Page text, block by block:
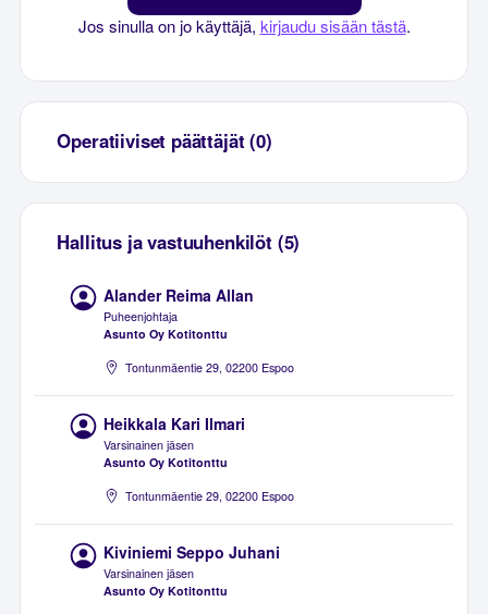
Jos sinulla on jo käyttäjä, kirjaudu sisään tästä.
Operatiiviset päättäjät (0)
Hallitus ja vastuuhenkilöt (5)
Alander Reima Allan
Puheenjohtaja
Asunto Oy Kotitonttu
Tontunmäentie 29, 02200 Espoo
Heikkala Kari Ilmari
Varsinainen jäsen
Asunto Oy Kotitonttu
Tontunmäentie 29, 02200 Espoo
Kiviniemi Seppo Juhani
Varsinainen jäsen
Asunto Oy Kotitonttu